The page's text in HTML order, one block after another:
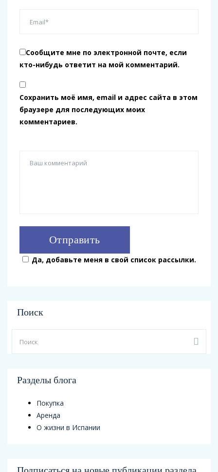
Сообщите мне по электронной почте, если
кто-нибудь ответит на мой комментарий.
Сохранить моё имя, email и адрес сайта в этом
браузере для последующих моих
комментариев.
Да, добавьте меня в свой список рассылки.
Поиск
Разделы блога
Покупка
Аренда
О жизни в Испании